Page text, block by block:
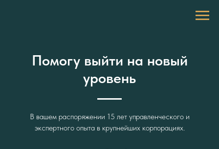
Помогу выйти на новый
уровень
В вашем распоряжении 15 лет управленческого и
экспертного опыта в крупнейших корпорациях.